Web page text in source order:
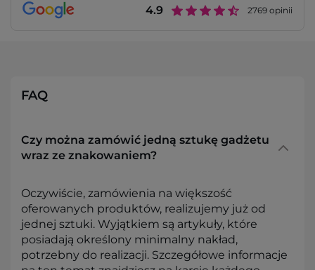
4.9 2769 opinii
FAQ
Czy można zamówić jedną sztukę gadżetu
wraz ze znakowaniem?
Oczywiście, zamówienia na większość
oferowanych produktów, realizujemy już od
jednej sztuki. Wyjątkiem są artykuły, które
posiadają określony minimalny nakład,
potrzebny do realizacji. Szczegółowe informacje